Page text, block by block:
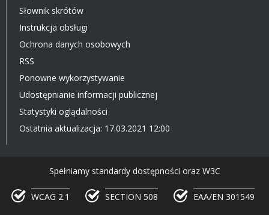
Słownik skrótów
Instrukcja obsługi
Ochrona danych osobowych
RSS
Ponowne wykorzystywanie
Udostępnianie informacji publicznej
Statystyki oglądalności
Ostatnia aktualizacja: 17.03.2021 12:00
Spełniamy standardy dostępności oraz W3C
WCAG 2.1 SECTION 508 EAA/EN 301549